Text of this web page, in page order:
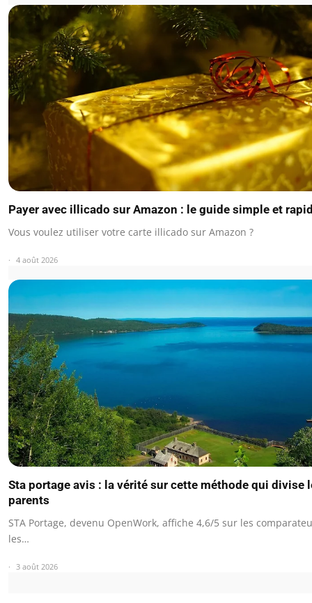
Payer avec illicado sur Amazon : le guide simple et
Vous voulez utiliser votre carte illicado sur Amazon ?
4 août 2026
Sta portage avis : la vérité sur cette méthode qui divise
parents
STA Portage, devenu OpenWork, affiche 4,6/5 sur les
les…
3 août 2026